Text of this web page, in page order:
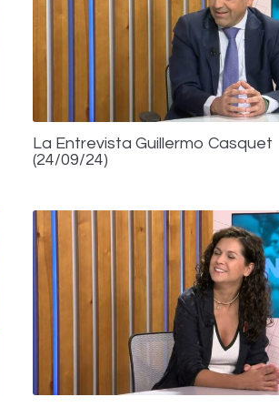
La Entrevista Guillermo Casquet
(24/09/24)